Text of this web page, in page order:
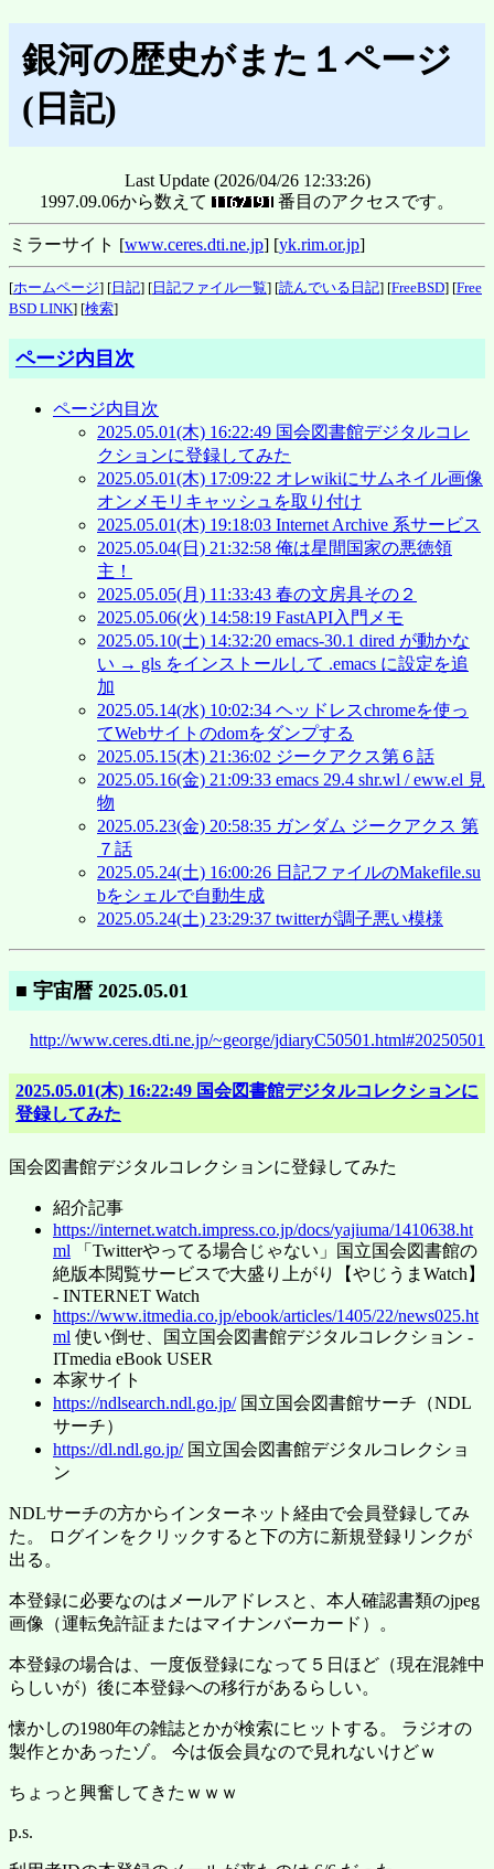
銀河の歴史がまた１ページ
(日記)
Last Update (2026/04/26 12:33:26)
1997.09.06から数えて
番目のアクセスです。
ミラーサイト [www.ceres.dti.ne.jp] [yk.rim.or.jp]
[ホームページ] [ 日記] [ 日記ファイル一覧] [読んでいる日記] [FreeBSD] [Free
BSD LINK] [検索]
ページ内目次
ページ内目次
2025.05.01(木) 16:22:49 国会図書館デジタルコレ
クションに登録してみた
2025.05.01(木) 17:09:22 オレwikiにサムネイル画像
オンメモリキャッシュを取り付け
2025.05.01(木) 19:18:03 Internet Archive 系サービス
2025.05.04(日) 21:32:58 俺は星間国家の悪徳領
主！
2025.05.05(月) 11:33:43 春の文房具その２
2025.05.06(火) 14:58:19 FastAPI入門メモ
2025.05.10(土) 14:32:20 emacs-30.1 dired が動かな
い → gls をインストールして .emacs に設定を追
加
2025.05.14(水) 10:02:34 ヘッドレスchromeを使っ
てWebサイトのdomをダンプする
2025.05.15(木) 21:36:02 ジークアクス第６話
2025.05.16(金) 21:09:33 emacs 29.4 shr.wl / eww.el 見
物
2025.05.23(金) 20:58:35 ガンダム ジークアクス 第
７話
2025.05.24(土) 16:00:26 日記ファイルのMakefile.su
bをシェルで自動生成
2025.05.24(土) 23:29:37 twitterが調子悪い模様
■ 宇宙暦 2025.05.01
http://www.ceres.dti.ne.jp/~george/jdiaryC50501.html#20250501
2025.05.01(木) 16:22:49 国会図書館デジタルコレクションに
登録してみた
国会図書館デジタルコレクションに登録してみた
紹介記事
https://internet.watch.impress.co.jp/docs/yajiuma/1410638.ht
ml 「Twitterやってる場合じゃない」国立国会図書館の
絶版本閲覧サービスで大盛り上がり【やじうまWatch】
- INTERNET Watch
https://www.itmedia.co.jp/ebook/articles/1405/22/news025.ht
ml 使い倒せ、国立国会図書館デジタルコレクション -
ITmedia eBook USER
本家サイト
https://ndlsearch.ndl.go.jp/国立国会図書館サーチ（NDL
サーチ）
https://dl.ndl.go.jp/国立国会図書館デジタルコレクショ
ン
NDLサーチの方からインターネット経由で会員登録してみ
た。 ログインをクリックすると下の方に新規登録リンクが
出る。
本登録に必要なのはメールアドレスと、本人確認書類のjpeg
画像（運転免許証またはマイナンバーカード）。
本登録の場合は、一度仮登録になって５日ほど（現在混雑中
らしいが）後に本登録への移行があるらしい。
懐かしの1980年の雑誌とかが検索にヒットする。 ラジオの
製作とかあったゾ。 今は仮会員なので見れないけどｗ
ちょっと興奮してきたｗｗｗ
p.s.